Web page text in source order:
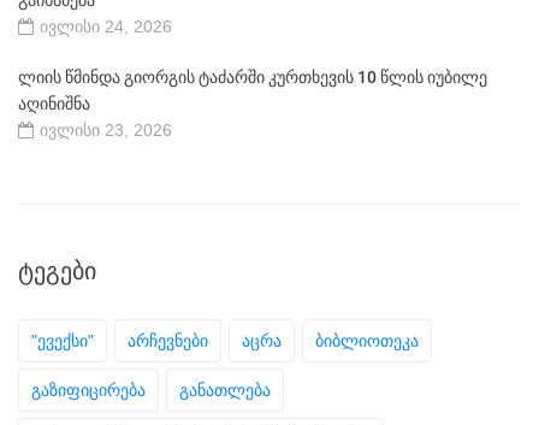
ივლისი 24, 2026
ლიის წმინდა გიორგის ტაძარში კურთხევის 10 წლის იუბილე
აღინიშნა
ივლისი 23, 2026
ᲢᲔᲒᲔᲑᲘ
"ევექსი" არჩევნები აცრა ბიბლიოთეკა
გაზიფიცირება განათლება